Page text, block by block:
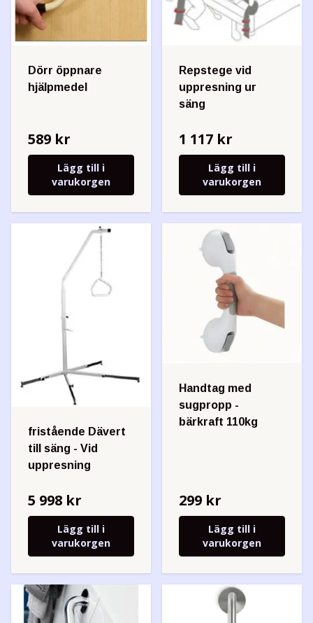
Dörr öppnare
hjälpmedel
589 kr
Lägg till i
varukorgen
Repstege vid
uppresning ur
säng
1 117 kr
Lägg till i
varukorgen
fristående Dävert
till säng - Vid
uppresning
5 998 kr
Lägg till i
varukorgen
Handtag med
sugpropp -
bärkraft 110kg
299 kr
Lägg till i
varukorgen